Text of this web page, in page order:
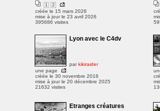
1 2
créée le 15 mars 2026
mise à jour le 23 avril 2026
395686 visites
Lyon avec le C4dv
parkikiraider
une page
créée le 30 novembre 2016
mise à jour le 20 décembre 2025
21632 visites
Etranges créatures